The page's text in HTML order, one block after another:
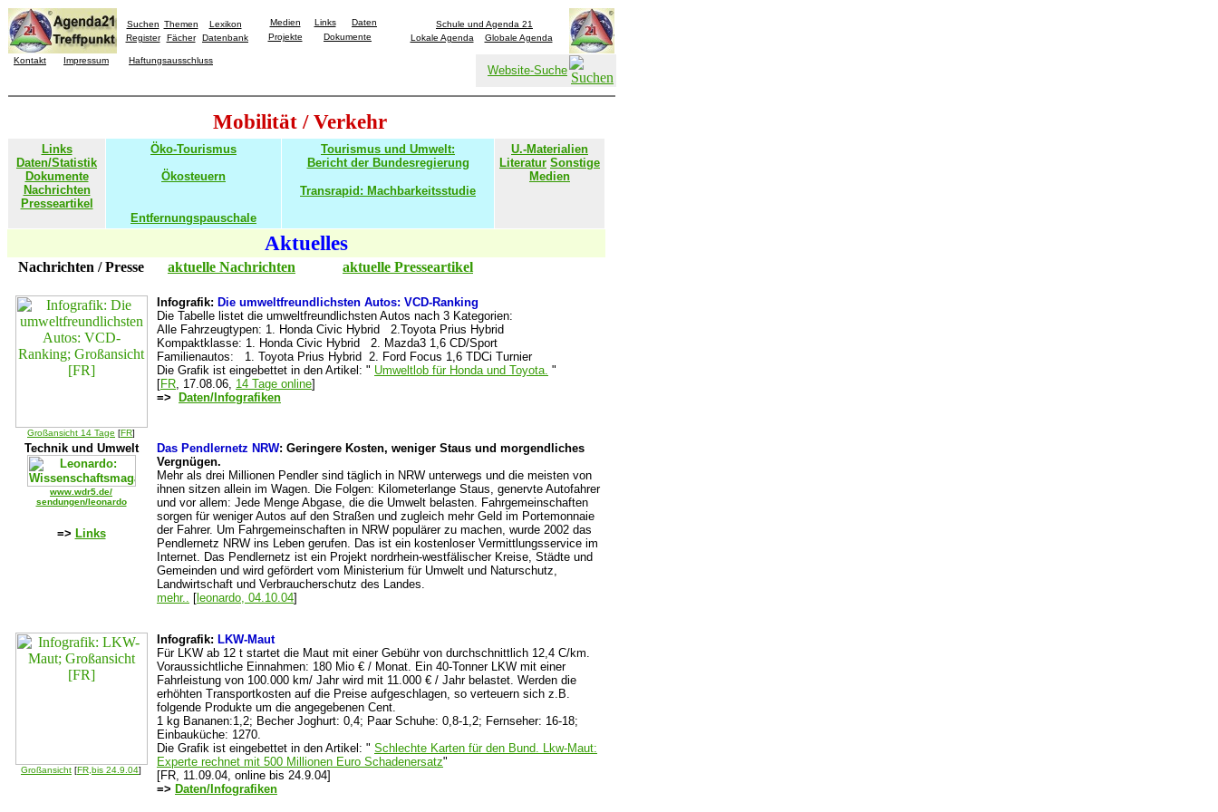
Suchen Themen
Lexikon
Register
Fächer Datenbank
Medien Links
Daten
Projekte
Dokumente
Schule und Agenda 21
Lokale Agenda
Globale Agenda
Kontakt Impressum Haftungsausschluss
Website-Suche
Mobilität / Verkehr
Links
Daten/Statistik
Dokumente
Nachrichten
Presseartikel
Öko-Tourismus
Ökosteuern
Entfernungspauschale
Tourismus und Umwelt:
Bericht der Bundesregierung
Transrapid: Machbarkeitsstudie
U.-Materialien
Literatur Sonstige
Medien
Aktuelles
Nachrichten / Presse aktuelle Nachrichten aktuelle Presseartikel
Großansicht 14 Tage [FR]
Infografik: Die umweltfreundlichsten Autos: VCD-Ranking
Die Tabelle listet die umweltfreundlichsten Autos nach 3 Kategorien:
Alle Fahrzeugtypen: 1. Honda Civic Hybrid 2.Toyota Prius Hybrid
Kompaktklasse: 1. Honda Civic Hybrid 2. Mazda3 1,6 CD/Sport
Familienautos: 1. Toyota Prius Hybrid 2. Ford Focus 1,6 TDCi Turnier
Die Grafik ist eingebettet in den Artikel: " Umweltlob für Honda und Toyota. "
[FR, 17.08.06, 14 Tage online]
=>
Daten/Infografiken
Technik und Umwelt
www.wdr5.de/
sendungen/leonardo
=> Links
Das Pendlernetz NRW: Geringere Kosten, weniger Staus und morgendliches
Vergnügen.
Mehr als drei Millionen Pendler sind täglich in NRW unterwegs und die meisten von
ihnen sitzen allein im Wagen. Die Folgen: Kilometerlange Staus, genervte Autofahrer
und vor allem: Jede Menge Abgase, die die Umwelt belasten. Fahrgemeinschaften
sorgen für weniger Autos auf den Straßen und zugleich mehr Geld im Portemonnaie
der Fahrer. Um Fahrgemeinschaften in NRW populärer zu machen, wurde 2002 das
Pendlernetz NRW ins Leben gerufen. Das ist ein kostenloser Vermittlungsservice im
Internet. Das Pendlernetz ist ein Projekt nordrhein-westfälischer Kreise, Städte und
Gemeinden und wird gefördert vom Ministerium für Umwelt und Naturschutz,
Landwirtschaft und Verbraucherschutz des Landes.
mehr.. [ leonardo, 04.10.04]
Großansicht [FR,bis 24.9.04]
Infografik: LKW-Maut
Für LKW ab 12 t startet die Maut mit einer Gebühr von durchschnittlich 12,4 C/km.
Voraussichtliche Einnahmen: 180 Mio € / Monat. Ein 40-Tonner LKW mit einer
Fahrleistung von 100.000 km/ Jahr wird mit 11.000 € / Jahr belastet. Werden die
erhöhten Transportkosten auf die Preise aufgeschlagen, so verteuern sich z.B.
folgende Produkte um die angegebenen Cent.
1 kg Bananen:1,2; Becher Joghurt: 0,4; Paar Schuhe: 0,8-1,2; Fernseher: 16-18;
Einbauküche: 1270.
Die Grafik ist eingebettet in den Artikel: " Schlechte Karten für den Bund. Lkw-Maut:
Experte rechnet mit 500 Millionen Euro Schadenersatz"
[FR, 11.09.04, online bis 24.9.04]
=> Daten/Infografiken